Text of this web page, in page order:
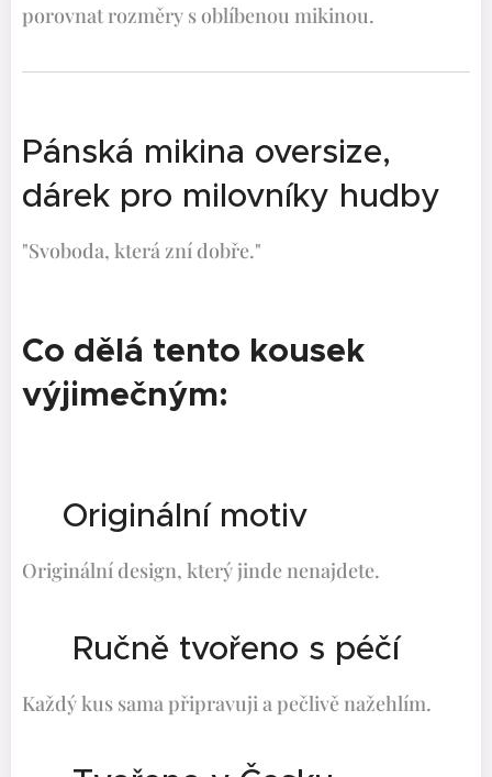
porovnat rozměry s oblíbenou mikinou.
Pánská mikina oversize,
dárek pro milovníky hudby
"Svoboda, která zní dobře."
Co dělá tento kousek
výjimečným:
✨Originální motiv
Originální design, který jinde nenajdete.
🤍 Ručně tvořeno s péčí
Každý kus sama připravuji a pečlivě nažehlím.